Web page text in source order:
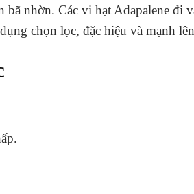
bã nhờn. Các vi hạt Adapalene
chọn lọc, đặc hiệu và mạnh